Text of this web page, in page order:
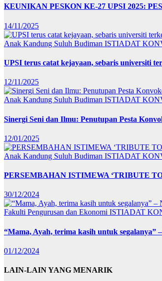
KEUNIKAN PESKON KE-27 UPSI 2025:
14/11/2025
Anak Kandung Suluh Budiman ISTIADAT
UPSI terus catat kejayaan, sebaris universiti
12/11/2025
Anak Kandung Suluh Budiman ISTIADAT
Sinergi Seni dan Ilmu: Penutupan Pesta
12/01/2025
Anak Kandung Suluh Budiman ISTIADAT
PERSEMBAHAN ISTIMEWA ‘TRIBUTE
30/12/2024
Fakulti Pengurusan dan Ekonomi ISTIADAT
“Mama, Ayah, terima kasih untuk segalanya”
01/12/2024
LAIN-LAIN YANG MENARIK